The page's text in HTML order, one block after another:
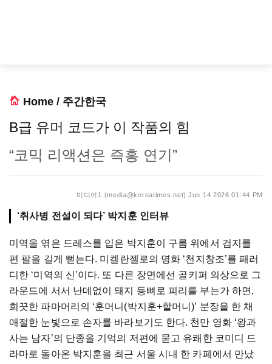
Home / 주간한국
B급 유머 코드가 이 작품의 힘
“코믹 리액션은 즉흥 연기”
미디어1 (media@koreatimes.net) Jun 14 2026 01:44 PM
‘취사병 전설이 되다’ 박지훈 인터뷰
미역을 엮은 드레스를 입은 박지훈이 구름 위에서 검지를
편 팔을 길게 뻗는다. 미켈란젤로의 명화 ‘천지창조’를 패러
디한 ‘미역의 신’이다. 또 다른 장면에선 골키퍼 의상으로 그
라운드에 서서 난데없이 돼지 등뼈로 피리를 부는가 하면,
희끗한 파마머리의 ‘훈머니(박지훈+할머니)’ 분장을 한 채
애절한 눈빛으로 손자를 바라보기도 한다. 천만 영화 ‘왕과
사는 남자’의 단종을 기억의 저편에 묻고 유쾌한 코미디 드
라마로 돌아온 박지훈을 최근 서울 시내 한 카페에서 만났